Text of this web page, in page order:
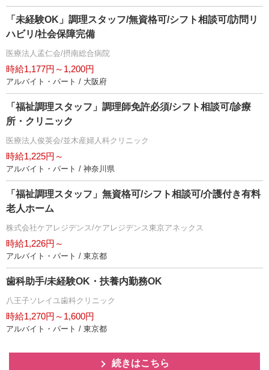
「未経験OK」調理スタッフ/無資格可/シフト相談可/訪問リ
ハビリ/社会保障完備
医療法人孟仁会/摂南総合病院
時給1,177円～1,200円
アルバイト・パート / 大阪府
「福祉調理スタッフ」調理師免許必須/シフト相談可/診療
所・クリニック
医療法人俊英会/並木産婦人科クリニック
時給1,225円～
アルバイト・パート / 神奈川県
「福祉調理スタッフ」無資格可/シフト相談可/介護付き有料
老人ホーム
株式会社ケアレジデンス/ケアレジデンス東京アネックス
時給1,226円～
アルバイト・パート / 東京都
歯科助手/未経験OK・扶養内勤務OK
八王子ソレイユ歯科クリニック
時給1,270円～1,600円
アルバイト・パート / 東京都
続きはこちら